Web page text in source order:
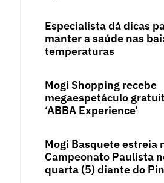
Especialista dá dicas
manter a saúde nas
temperaturas
Mogi Shopping recebe
megaespetáculo
‘ABBA Experience’
Mogi Basquete estreia
Campeonato Paulista
quarta (5) diante do